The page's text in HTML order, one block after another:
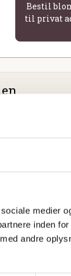
medier
inden for
andre
Bestil
til privat